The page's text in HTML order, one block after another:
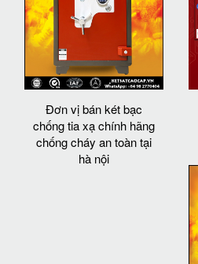
Đơn vị bán két bạc
chống tia xạ chính hãng
chống cháy an toàn tại
hà nội